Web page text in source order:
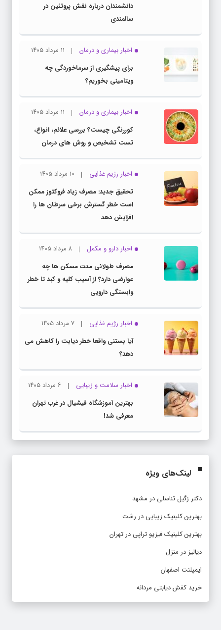
دانشمندان درباره نقش پروتئین در
سالمندی
اخبار بیماری و درمان
۱۱ مرداد ۱۴۰۵
برای پیشگیری از سرماخوردگی چه
ویتامینی بخوریم؟
اخبار بیماری و درمان
۱۱ مرداد ۱۴۰۵
کوررنگی چیست؟ بررسی علائم، انواع،
تست تشخیص و روش های درمان
اخبار رژیم غذایی
۱۰ مرداد ۱۴۰۵
تحقیق جدید: مصرف زیاد فروکتوز ممکن
است خطر گسترش برخی سرطان ها را
افزایش دهد
اخبار دارو و مکمل
۸ مرداد ۱۴۰۵
مصرف طولانی مدت مسکن ها چه
عوارضی دارد؟ از آسیب کلیه و کبد تا خطر
وابستگی دارویی
اخبار رژیم غذایی
۷ مرداد ۱۴۰۵
آیا بستنی واقعا خطر دیابت را کاهش می
دهد؟
اخبار سلامت و زیبایی
۶ مرداد ۱۴۰۵
بهترین آموزشگاه فیشیال در غرب تهران
معرفی شد!
لینک‌های ویژه
دکتر زگیل تناسلی در مشهد
بهترین کلینیک زیبایی در رشت
بهترین کلینیک فیزیو تراپی در تهران
دیالیز در منزل
ایمپلنت اصفهان
خرید کفش دیابتی مردانه